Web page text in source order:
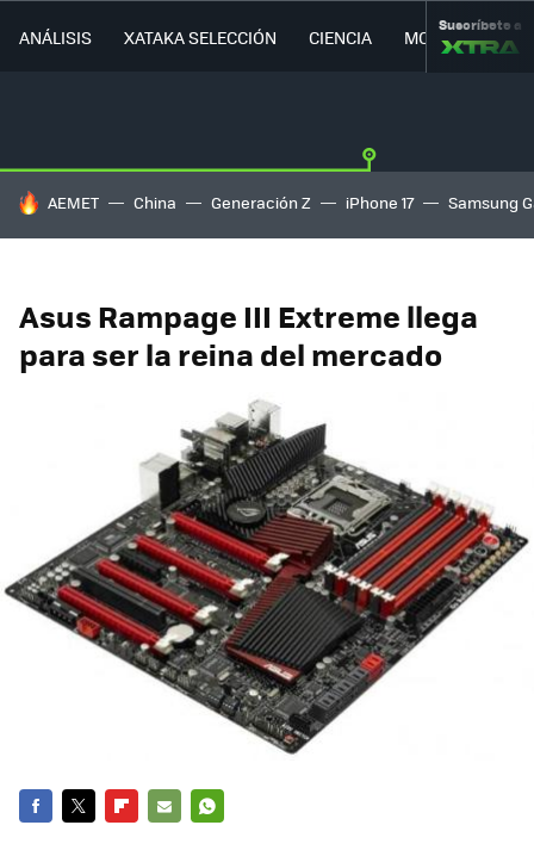
ANÁLISIS XATAKA SELECCIÓN CIENCIA MOVILIDAD
Suscríbete a
HOY SE HABLA DE
AEMET China Generación Z iPhone 17 Samsung
Asus Rampage III Extreme llega
para ser la reina del mercado